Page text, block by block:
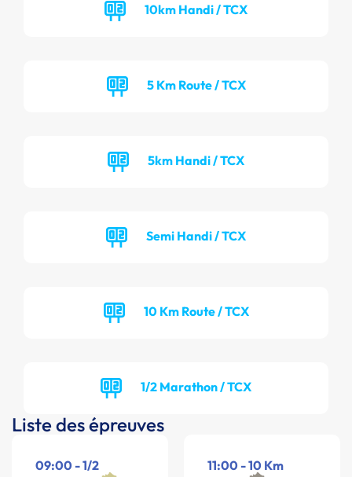
10km Handi / TCX
5 Km Route / TCX
5km Handi / TCX
Semi Handi / TCX
10 Km Route / TCX
1/2 Marathon / TCX
Liste des épreuves
09:00 - 1/2
11:00 - 10 Km